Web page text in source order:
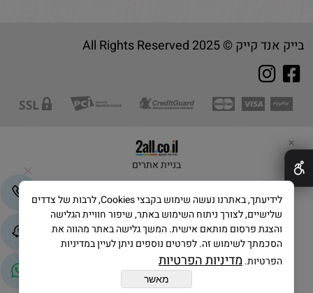
בייק אנד קייק © 2025 All Rights Reserved
בניית אתרים
✕
לידיעתך, באתרנו נעשה שימוש בקבצי Cookies, לרבות של צדדים
שלישיים, לצורך ניתוח השימוש באתר, שיפור חוויית הגלישה
והצגת פרסום מותאם אישית. המשך גלישה באתר מהווה את
הסכמתך לשימוש זה. לפרטים נוספים ניתן לעיין במדיניות
הפרטיות.מדיניות הפרטיות
מאשר